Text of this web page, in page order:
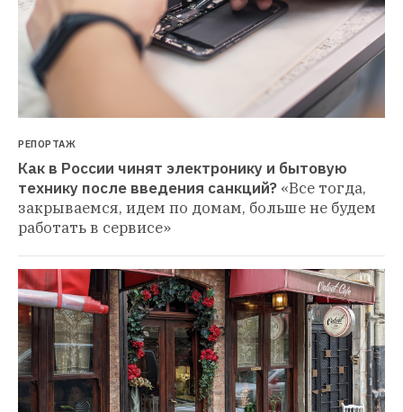
РЕПОРТАЖ
Как в России чинят электронику и бытовую
технику после введения санкций? «Все тогда,
закрываемся, идем по домам, больше не будем
работать в сервисе»